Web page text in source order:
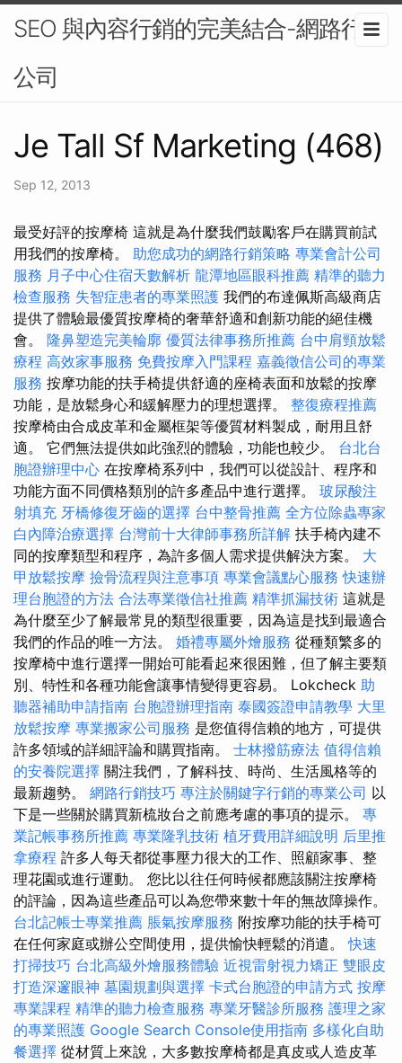
SEO 與內容行銷的完美結合-網路行銷
公司
Je Tall Sf Marketing (468)
Sep 12, 2013
最受好評的按摩椅 這就是為什麼我們鼓勵客戶在購買前試
用我們的按摩椅。 助您成功的網路行銷策略 專業會計公司
服務 月子中心住宿天數解析 龍潭地區眼科推薦 精準的聽力
檢查服務 失智症患者的專業照護 我們的布達佩斯高級商店
提供了體驗最優質按摩椅的奢華舒適和創新功能的絕佳機
會。 隆鼻塑造完美輪廓 優質法律事務所推薦 台中肩頸放鬆
療程 高效家事服務 免費按摩入門課程 嘉義徵信公司的專業
服務 按摩功能的扶手椅提供舒適的座椅表面和放鬆的按摩
功能，是放鬆身心和緩解壓力的理想選擇。 整復療程推薦
按摩椅由合成皮革和金屬框架等優質材料製成，耐用且舒
適。 它們無法提供如此強烈的體驗，功能也較少。 台北台
胞證辦理中心 在按摩椅系列中，我們可以從設計、程序和
功能方面不同價格類別的許多產品中進行選擇。 玻尿酸注
射填充 牙橋修復牙齒的選擇 台中整骨推薦 全方位除蟲專家
白內障治療選擇 台灣前十大律師事務所詳解 扶手椅內建不
同的按摩類型和程序，為許多個人需求提供解決方案。 大
甲放鬆按摩 撿骨流程與注意事項 專業會議點心服務 快速辦
理台胞證的方法 合法專業徵信社推薦 精準抓漏技術 這就是
為什麼至少了解最常見的類型很重要，因為這是找到最適合
我們的作品的唯一方法。 婚禮專屬外燴服務 從種類繁多的
按摩椅中進行選擇一開始可能看起來很困難，但了解主要類
別、特性和各種功能會讓事情變得更容易。 Lokcheck 助
聽器補助申請指南 台胞證辦理指南 泰國簽證申請教學 大里
放鬆按摩 專業搬家公司服務 是您值得信賴的地方，可提供
許多領域的詳細評論和購買指南。 士林撥筋療法 值得信賴
的安養院選擇 關注我們，了解科技、時尚、生活風格等的
最新趨勢。 網路行銷技巧 專注於關鍵字行銷的專業公司 以
下是一些關於購買新梳妝台之前應考慮的事項的提示。 專
業記帳事務所推薦 專業隆乳技術 植牙費用詳細說明 后里推
拿療程 許多人每天都從事壓力很大的工作、照顧家事、整
理花園或進行運動。 您比以往任何時候都應該關注按摩椅
的評論，因為這些產品可以為您帶來數十年的無故障操作。
台北記帳士專業推薦 脹氣按摩服務 附按摩功能的扶手椅可
在任何家庭或辦公空間使用，提供愉快輕鬆的消遣。快速
打掃技巧 台北高級外燴服務體驗 近視雷射視力矯正 雙眼皮
打造深邃眼神 墓園規劃與選擇 卡式台胞證的申請方式 按摩
專業課程 精準的聽力檢查服務 專業牙醫診所服務 護理之家
的專業照護 Google Search Console使用指南 多樣化自助
餐選擇 從材質上來說，大多數按摩椅都是真皮或人造皮革